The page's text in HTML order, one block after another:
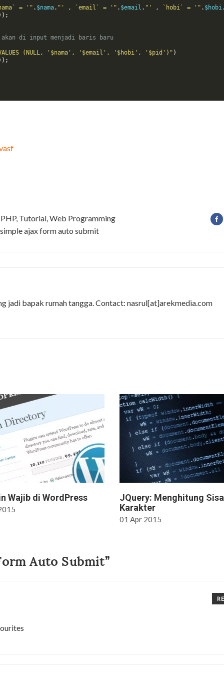
= '" . $nama. "' , `email` = '" . $email . "' , `hobi` = '" . $hobi
di input menjadi baris baru
(NULL, '$nama', '$email', '$hobi', '$pid')" )
PHP, Tutorial,Web Programming
simple ajax form auto submit
jadi bapak rumah tangga. Contact: nasrul[at]arekmedia.com
Wajib di WordPress
JQuery: Menghitung Sisa
Karakter
01 Apr 2015
Auto Submit”